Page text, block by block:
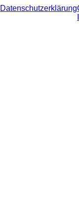
Datenschutzerklärung